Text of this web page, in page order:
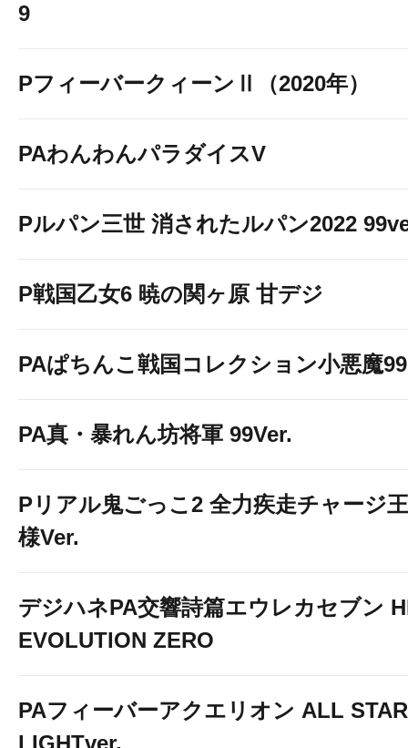
9
PフィーバークィーンⅡ（2020年）
PAわんわんパラダイスV
Pルパン三世 消されたルパン2022
P戦国乙女6 暁の関ヶ原 甘デジ
PAぱちんこ戦国コレクション小悪魔99
PA真・暴れん坊将軍 99Ver.
Pリアル鬼ごっこ2 全力疾走チャージ王
様Ver.
デジハネPA交響詩篇エウレカセブン
EVOLUTION ZERO
PAフィーバーアクエリオン ALL
LIGHTver.